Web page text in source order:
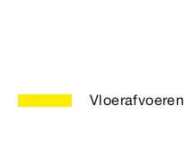
Vloerafvoeren